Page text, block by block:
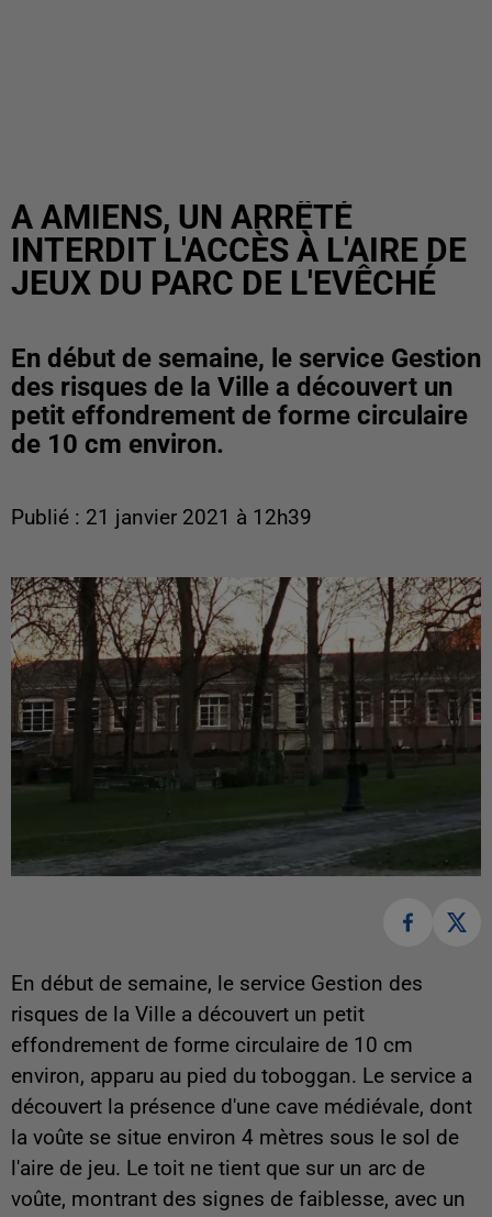
A AMIENS, UN ARRÊTÉ
INTERDIT L'ACCÈS À L'AIRE DE
JEUX DU PARC DE L'EVÊCHÉ
En début de semaine, le service Gestion
des risques de la Ville a découvert un
petit effondrement de forme circulaire
de 10 cm environ.
Publié : 21 janvier 2021 à 12h39
En début de semaine, le service Gestion des
risques de la Ville a découvert un petit
effondrement de forme circulaire de 10 cm
environ, apparu au pied du toboggan. Le service a
découvert la présence d'une cave médiévale, dont
la voûte se situe environ 4 mètres sous le sol de
l'aire de jeu. Le toit ne tient que sur un arc de
voûte, montrant des signes de faiblesse, avec un